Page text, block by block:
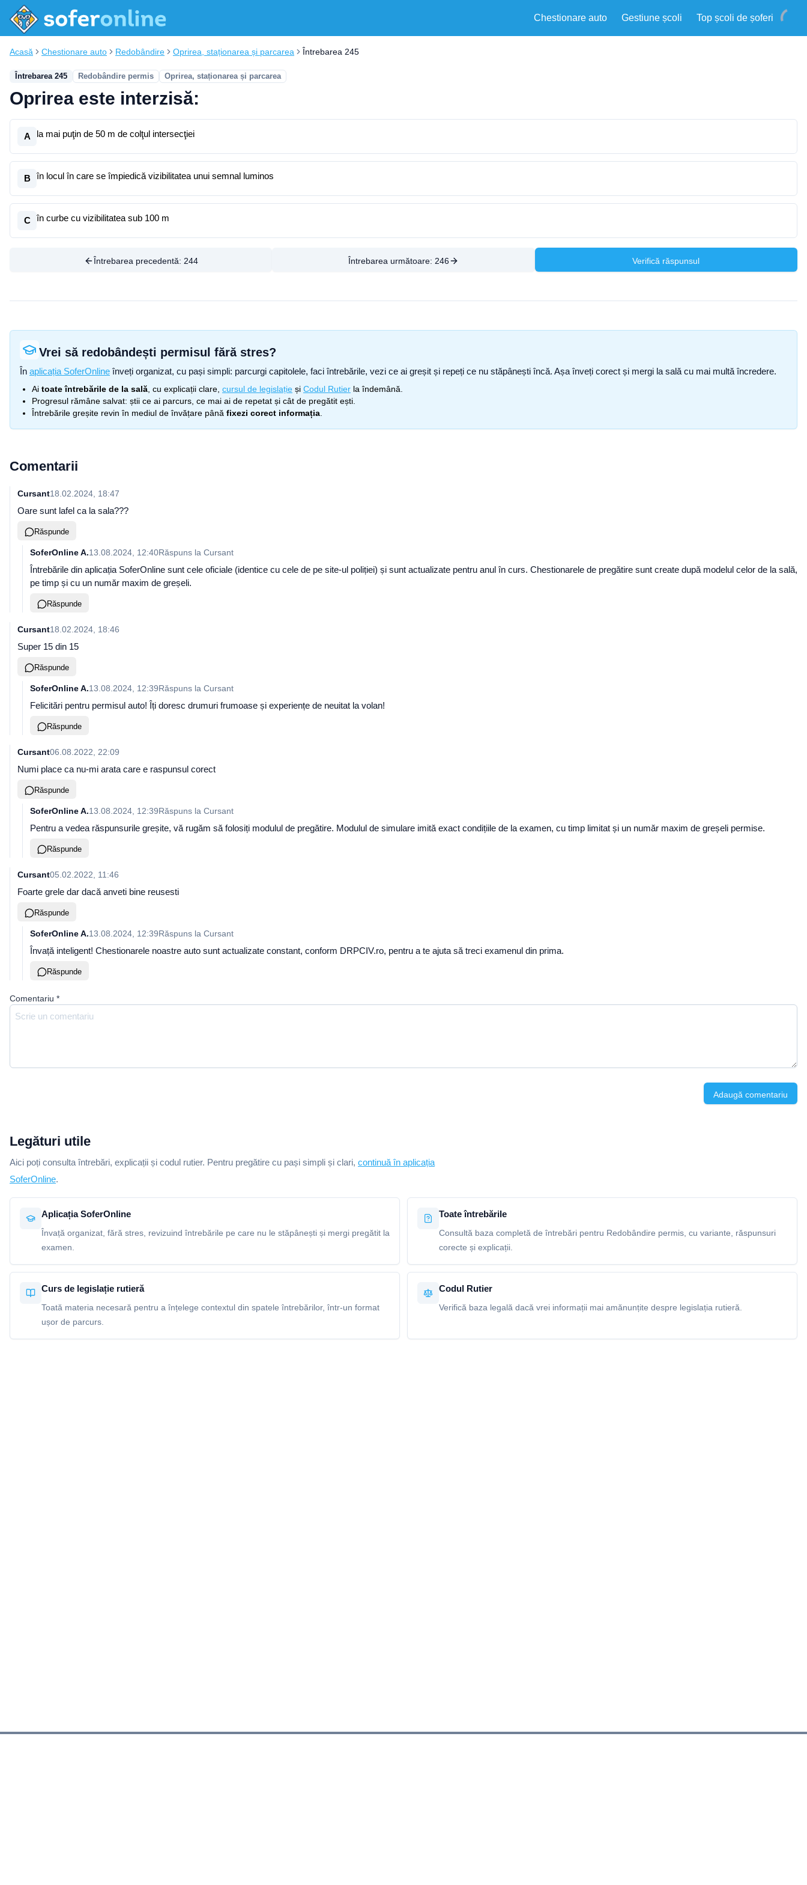
Chestionare auto Gestiune școli Top școli de șoferi
Acasă Chestionare auto Redobândire Oprirea, staționarea și parcarea Întrebarea 245
Întrebarea 245 Redobândire permis Oprirea, staționarea și parcarea
Oprirea este interzisă:
A la mai puţin de 50 m de colţul intersecţiei
B în locul în care se împiedică vizibilitatea unui semnal luminos
C în curbe cu vizibilitatea sub 100 m
Întrebarea precedentă: 244 Întrebarea următoare: 246 Verifică răspunsul
Vrei să redobândești permisul fără stres?
În aplicația SoferOnline înveți organizat, cu pași simpli: parcurgi capitolele, faci întrebările, vezi ce ai greșit și repeți ce nu stăpânești încă. Așa înveți corect și mergi la sală cu mai multă încredere.
Ai toate întrebările de la sală , cu explicații clare, cursul de legislație și Codul Rutier la îndemână.
Progresul rămâne salvat: știi ce ai parcurs, ce mai ai de repetat și cât de pregătit ești.
Întrebările greșite revin în mediul de învățare până fixezi corect informația
Comentarii
Cursant18.02.2024, 18:47
Oare sunt lafel ca la sala???
Răspunde
SoferOnline A.13.08.2024, 12:40Răspuns la Cursant
Întrebările din aplicația SoferOnline sunt cele oficiale (identice cu cele de pe site-ul poliției) și sunt actualizate pentru anul în curs. Chestionarele de pregătire sunt create după modelul celor de la sală,
pe timp și cu un număr maxim de greșeli.
Răspunde
Cursant18.02.2024, 18:46
Super 15 din 15
Răspunde
SoferOnline A.13.08.2024, 12:39Răspuns la Cursant
Felicitări pentru permisul auto! Îți doresc drumuri frumoase și experiențe de neuitat la volan!
Răspunde
Cursant06.08.2022, 22:09
Numi place ca nu-mi arata care e raspunsul corect
Răspunde
SoferOnline A.13.08.2024, 12:39Răspuns la Cursant
Pentru a vedea răspunsurile greșite, vă rugăm să folosiți modulul de pregătire. Modulul de simulare imită exact condițiile de la examen, cu timp limitat și un număr maxim de greșeli permise.
Răspunde
Cursant05.02.2022, 11:46
Foarte grele dar dacă anveti bine reusesti
Răspunde
SoferOnline A.13.08.2024, 12:39Răspuns la Cursant
Învață inteligent! Chestionarele noastre auto sunt actualizate constant, conform DRPCIV.ro, pentru a te ajuta să treci examenul din prima.
Răspunde
Comentariu *
Adaugă comentariu
Legături utile
Aici poți consulta întrebări, explicații și codul rutier. Pentru pregătire cu pași simpli și clari, continuă în aplicația
SoferOnline.
Aplicația SoferOnline
Învață organizat, fără stres, revizuind întrebările pe care nu le stăpânești și mergi pregătit la
examen.
Toate întrebările
Consultă baza completă de întrebări pentru Redobândire permis, cu variante, răspunsuri
corecte și explicații.
Curs de legislație rutieră
Toată materia necesară pentru a înțelege contextul din spatele întrebărilor, într-un format
ușor de parcurs.
Codul Rutier
Verifică baza legală dacă vrei informații mai amănunțite despre legislația rutieră.